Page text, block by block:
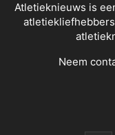
Atletieknieuws is
Neem